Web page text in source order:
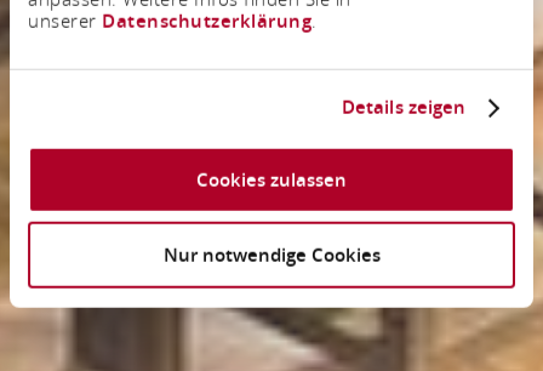
unserer Datenschutzerklärung.
Details zeigen
Cookies zulassen
Nur notwendige Cookies